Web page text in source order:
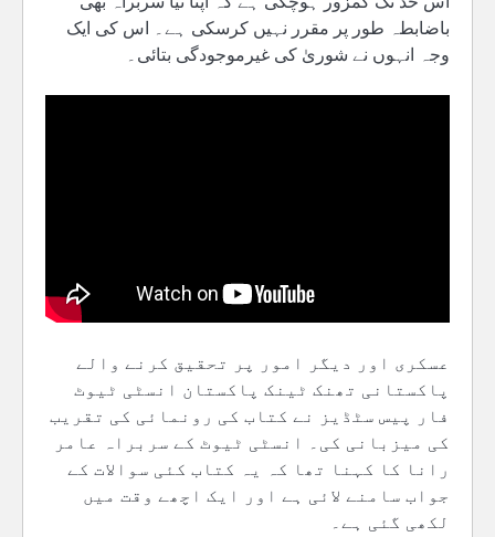
باضابطہ طور پر مقرر نہیں کرسکی ہے۔ اس کی ایک
وجہ انہوں نے شوریٰ کی غیرموجودگی بتائی۔
عسکری اور دیگر امور پر تحقیق کرنے والے
پاکستانی تھنک ٹینک پاکستان انسٹی ٹیوٹ
فار پیس سٹڈیز نے کتاب کی رونمائی کی تقریب
کی میزبانی کی۔ انسٹی ٹیوٹ کے سربراہ عامر
رانا کا کہنا تھا کہ یہ کتاب کئی سوالات کے
جواب سامنے لائی ہے اور ایک اچھے وقت میں
لکھی گئی ہے۔